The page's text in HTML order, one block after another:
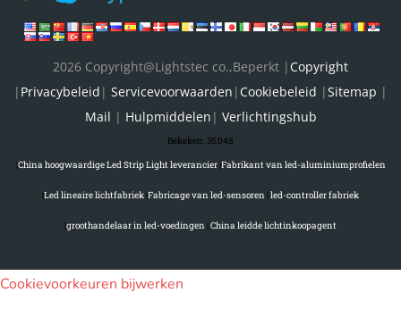
2026 Copyright@Lightstec co.,Beperkt | Copyright
| Privacybeleid | Servicevoorwaarden | Cookiebeleid |Sitemap |
Mail | Hulpmiddelen | Verlichtingshub
Bekeken:35,048
China hoogwaardige Led Strip Light leverancier| Fabrikant van led-aluminiumprofielen
Led lineaire lichtfabriek Fabricage van led-sensoren led-controller fabriek
groothandelaar in led-voedingen China leidde lichtinkoopagent
Cookievoorkeuren bijwerken